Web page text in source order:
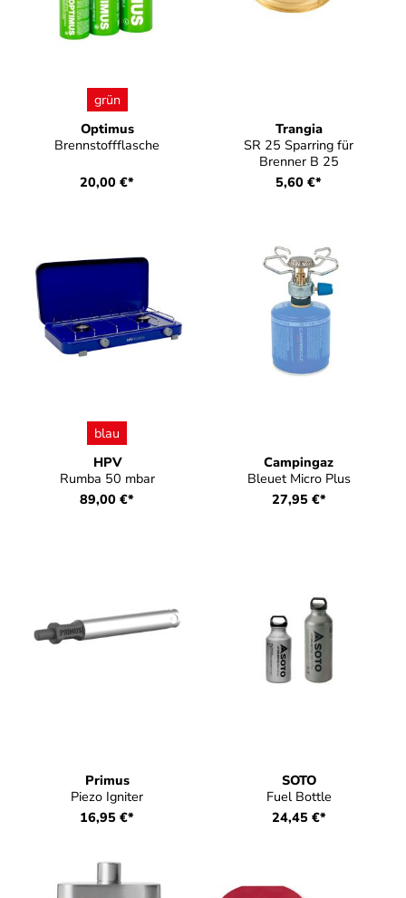
Optimus
Brennstoffflasche
Farbeauswählen
grün
20,00 €*
Trangia
SR 25 Sparring für
Brenner B 25
5,60 €*
HPV
Rumba 50 mbar
Farbeauswählen
blau
89,00 €*
Campingaz
Bleuet Micro Plus
27,95 €*
Primus
Piezo Igniter
16,95 €*
SOTO
Fuel Bottle
24,45 €*